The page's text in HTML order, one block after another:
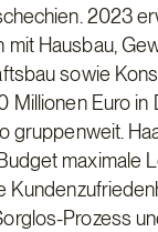
2023
mit Hausbau,
sowie
Millionen Euro in
gruppenweit.
maximale
Prozess